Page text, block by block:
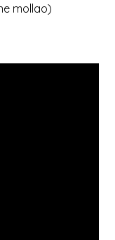
mollao)